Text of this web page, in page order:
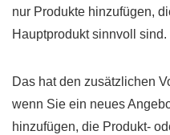
nur Produkte hinzufügen,
Hauptprodukt sinnvoll sind.
Das hat den zusätzlichen
wenn Sie ein neues
hinzufügen, die Produkt-